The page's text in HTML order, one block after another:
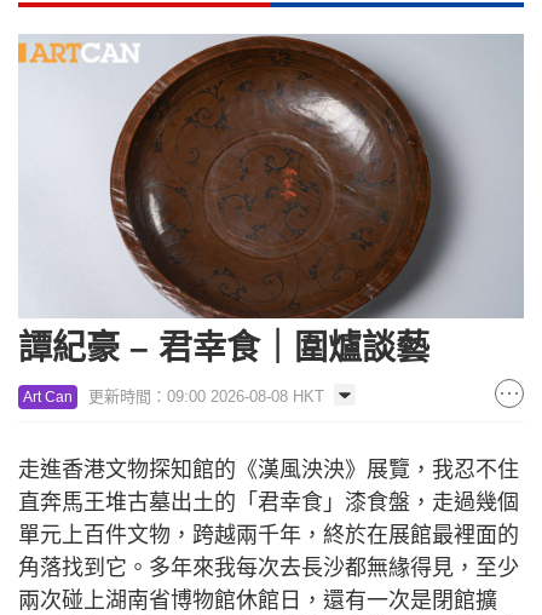
譚紀豪 – 君幸食｜圍爐談藝
Art Can 更新時間：09:00 2026-08-08 HKT
走進香港文物探知館的《漢風泱泱》展覽，我忍不住
直奔馬王堆古墓出土的「君幸食」漆食盤，走過幾個
單元上百件文物，跨越兩千年，終於在展館最裡面的
角落找到它。多年來我每次去長沙都無緣得見，至少
兩次碰上湖南省博物館休館日，還有一次是閉館擴